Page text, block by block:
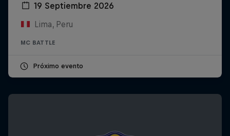
19 Septiembre 2026
Lima, Peru
MC BATTLE
Próximo evento